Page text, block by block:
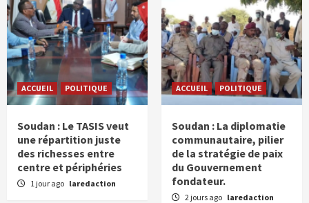
ACCUEIL POLITIQUE
Soudan : Le TASIS veut
une répartition juste
des richesses entre
centre et périphéries
1 jour ago laredaction
ACCUEIL POLITIQUE
Soudan : La diplomatie
communautaire, pilier
de la stratégie de paix
du Gouvernement
fondateur.
2 jours ago laredaction